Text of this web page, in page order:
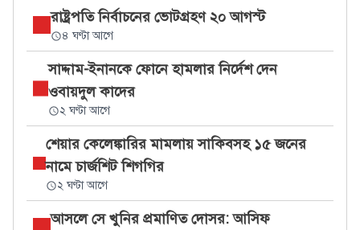
রাষ্ট্রপতি নির্বাচনের ভোটগ্রহণ ২০ আগস্ট
৪ ঘণ্টা আগে
সাদ্দাম-ইনানকে ফোনে হামলার নির্দেশ দেন
ওবায়দুল কাদের
২ ঘণ্টা আগে
শেয়ার কেলেঙ্কারির মামলায় সাকিবসহ ১৫ জনের
নামে চার্জশিট শিগগির
২ ঘণ্টা আগে
আসলে সে খুনির প্রমাণিত দোসর: আসিফ